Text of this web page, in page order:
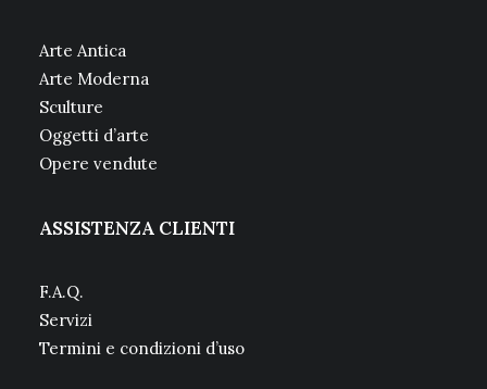
Arte Antica
Arte Moderna
Sculture
Oggetti d’arte
Opere vendute
ASSISTENZA CLIENTI
F.A.Q.
Servizi
Termini e condizioni d’uso